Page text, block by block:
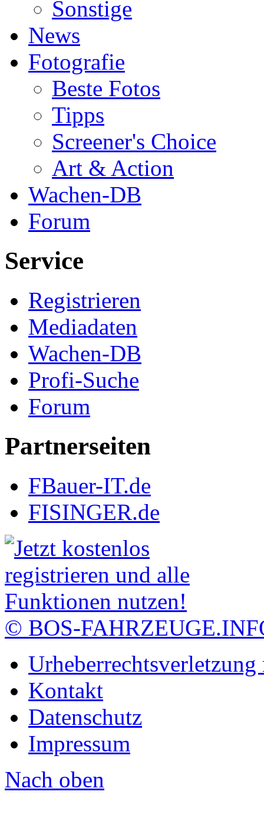
Sonstige
News
Fotografie
Beste Fotos
Tipps
Screener's Choice
Art & Action
Wachen-DB
Forum
Service
Registrieren
Mediadaten
Wachen-DB
Profi-Suche
Forum
Partnerseiten
FBauer-IT.de
FISINGER.de
© BOS-
Urheberrechtsverletzung
Kontakt
Datenschutz
Impressum
Nach oben